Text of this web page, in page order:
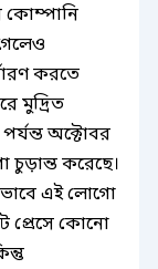
কোম্পানি
করতে
মুদ্রিত
অক্টোবর
চুড়ান্ত করেছে।
এই লোগো
প্রেসে কোনো